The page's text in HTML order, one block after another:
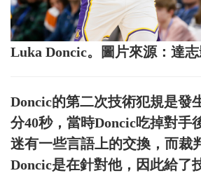
Luka Doncic。圖片來源：達
Doncic的第二次技術犯規是發
分40秒，當時Doncic吃掉對手
迷有一些言語上的交換，而裁
Doncic是在針對他，因此給了